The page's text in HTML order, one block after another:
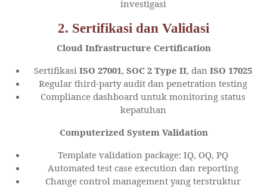
investigasi
2. Sertifikasi dan Validasi
Cloud Infrastructure Certification
Sertifikasi ISO 27001, SOC 2 Type II, dan ISO 17025
Regular third-party audit dan penetration testing
Compliance dashboard untuk monitoring status
kepatuhan
Computerized System Validation
Template validation package: IQ, OQ, PQ
Automated test case execution dan reporting
Change control management yang terstruktur